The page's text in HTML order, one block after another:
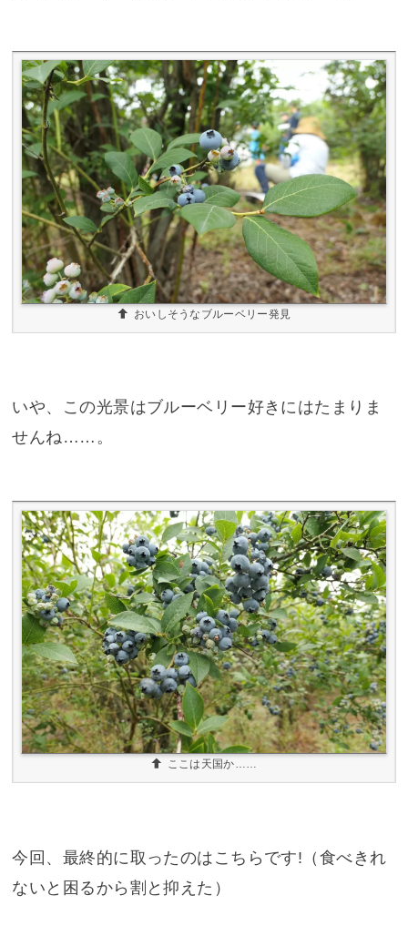
おいしそうなブルーベリー発見
いや、この光景はブルーベリー好きにはたまりま
せんね……。
ここは天国か……
今回、最終的に取ったのはこちらです!（食べきれ
ないと困るから割と抑えた）